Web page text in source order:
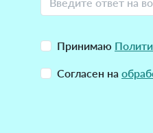
Принимаю
Согласен на